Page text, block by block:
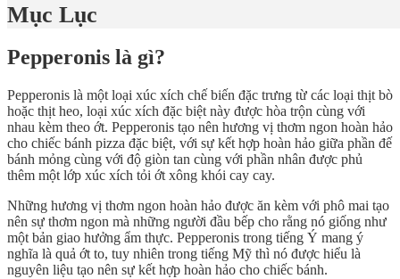
Mục Lục
Pepperonis là gì?
Pepperonis là một loại xúc xích chế biến đặc trưng từ các loại thịt bò
hoặc thịt heo, loại xúc xích đặc biệt này được hòa trộn cùng với
nhau kèm theo ớt. Pepperonis tạo nên hương vị thơm ngon hoàn hảo
cho chiếc bánh pizza đặc biệt, với sự kết hợp hoàn hảo giữa phần đế
bánh mỏng cùng với độ giòn tan cùng với phần nhân được phủ
thêm một lớp xúc xích tỏi ớt xông khói cay cay.
Những hương vị thơm ngon hoàn hảo được ăn kèm với phô mai tạo
nên sự thơm ngon mà những người đầu bếp cho rằng nó giống như
một bản giao hưởng ẩm thực. Pepperonis trong tiếng Ý mang ý
nghĩa là quả ớt to, tuy nhiên trong tiếng Mỹ thì nó được hiểu là
nguyên liệu tạo nên sự kết hợp hoàn hảo cho chiếc bánh.